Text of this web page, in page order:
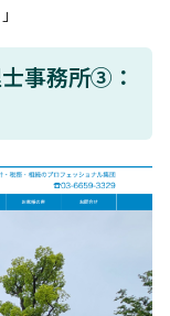
」
事務所③：